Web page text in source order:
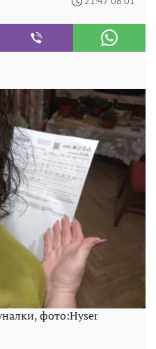
фото:Hyser